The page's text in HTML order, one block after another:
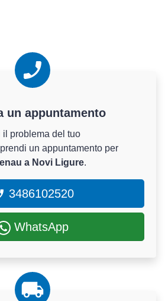
un appuntamento
problema del tuo
un appuntamento per
a Novi Ligure.
3486102520
WhatsApp